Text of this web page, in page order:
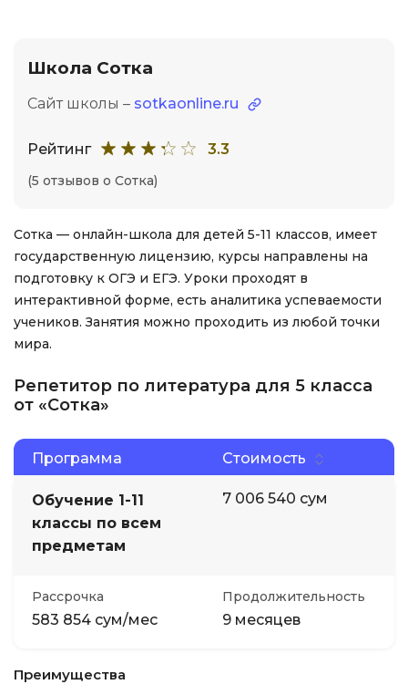
Школа Сотка
Сайт школы – sotkaonline.ru
Рейтинг 3.3
(5 отзывов о Сотка)
Сотка — онлайн-школа для детей 5-11 классов, имеет
государственную лицензию, курсы направлены на
подготовку к ОГЭ и ЕГЭ. Уроки проходят в
интерактивной форме, есть аналитика успеваемости
учеников. Занятия можно проходить из любой точки
мира.
Репетитор по литература для 5 класса
от «Сотка»
Программа Стоимость
Обучение 1-11
классы по всем
предметам
7 006 540 сум
Рассрочка
583 854 сум/мес
Продолжительность
9 месяцев
Преимущества